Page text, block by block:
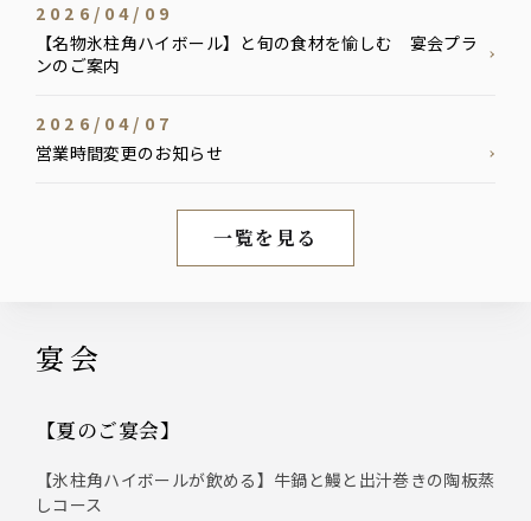
新着情報
一覧を見る
2026/04/09
【名物氷柱角ハイボール】と旬の食材を愉しむ 宴会プラ
ンのご案内
2026/04/07
営業時間変更のお知らせ
宴会
【夏のご宴会】
【氷柱角ハイボールが飲める】牛鍋と鰻と出汁巻きの陶板蒸
しコース